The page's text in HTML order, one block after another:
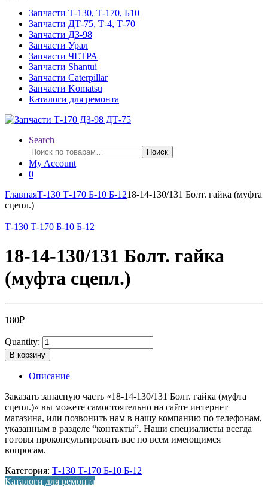
Запчасти Т-130, Т-170, Б10
Запчасти ДТ-75, Т-4, Т-70
Запчасти ДЗ-98
Запчасти Урал
Запчасти ЧЕТРА
Запчасти Shantui
Запчасти Caterpillar
Запчасти Komatsu
Каталоги для ремонта
Search
Искать:
Поиск
My Account
0
ГлавнаяТ-130 Т-170 Б-10 Б-1218-14-130/131 Болт. гайка (муфта
сцепл.)
Т-130 Т-170 Б-10 Б-12
18-14-130/131 Болт. гайка
(муфта сцепл.)
180₽
Quantity:
В корзину
Описание
Заказать запасную часть «18-14-130/131 Болт. гайка (муфта
сцепл.)» вы можете самостоятельно на сайте интернет
магазина, или позвонить нам в нашу компанию по телефонам,
указанным в разделе “контакты”. Наши специалисты всегда
готовы проконсультировать вас по всем имеющимся
вопросам.
Категория: Т-130 Т-170 Б-10 Б-12
Каталоги для ремонта